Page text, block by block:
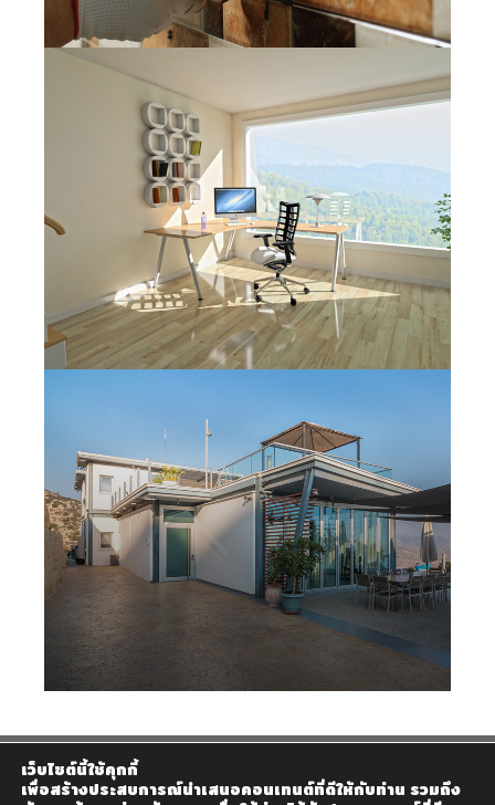
เว็บไซต์นี้ใช้คุกกี้
เพื่อสร้างประสบการณ์นำเสนอคอนเทนต์ที่ดีให้กับท่าน รวมถึง